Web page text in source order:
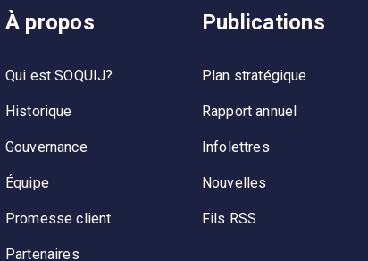
À propos
Qui est SOQUIJ?
Historique
Gouvernance
Équipe
Promesse client
Partenaires
Publications
Plan stratégique
Rapport annuel
Infolettres
Nouvelles
Fils RSS